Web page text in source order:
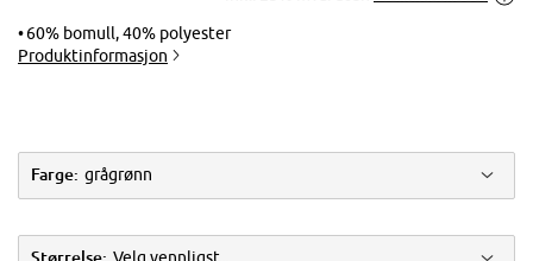
Trykk for å
60% bomull, 40% polyester
Produktinformasjon
Farge: grågrønn